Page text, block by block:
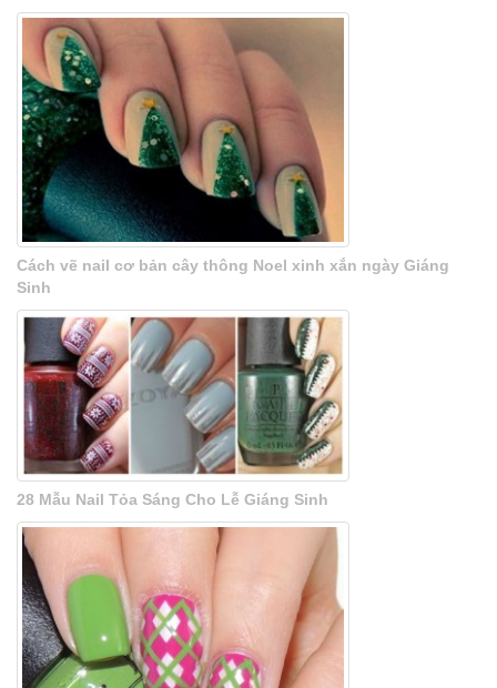
Cách vẽ nail cơ bản cây thông Noel xinh xắn ngày Giáng
Sinh
28 Mẫu Nail Tỏa Sáng Cho Lễ Giáng Sinh